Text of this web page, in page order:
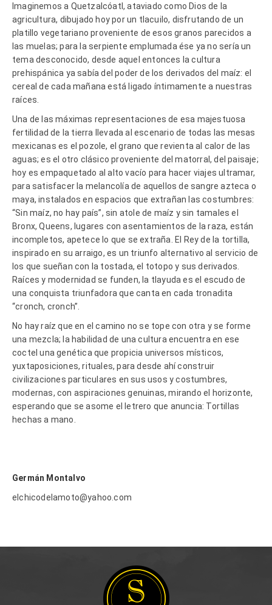
Imaginemos a Quetzalcóatl, ataviado como Dios de la
agricultura, dibujado hoy por un tlacuilo, disfrutando de un
platillo vegetariano proveniente de esos granos parecidos a
las muelas; para la serpiente emplumada ése ya no sería un
tema desconocido, desde aquel entonces la cultura
prehispánica ya sabía del poder de los derivados del maíz: el
cereal de cada mañana está ligado íntimamente a nuestras
raíces.
Una de las máximas representaciones de esa majestuosa
fertilidad de la tierra llevada al escenario de todas las mesas
mexicanas es el pozole, el grano que revienta al calor de las
aguas; es el otro clásico proveniente del matorral, del paisaje;
hoy es empaquetado al alto vacío para hacer viajes ultramar,
para satisfacer la melancolía de aquellos de sangre azteca o
maya, instalados en espacios que extrañan las costumbres:
“Sin maíz, no hay país”, sin atole de maíz y sin tamales el
Bronx, Queens, lugares con asentamientos de la raza, están
incompletos, apetece lo que se extraña. El Rey de la tortilla,
inspirado en su arraigo, es un triunfo alternativo al servicio de
los que sueñan con la tostada, el totopo y sus derivados.
Raíces y modernidad se funden, la tlayuda es el escudo de
una conquista triunfadora que canta en cada tronadita
“cronch, cronch”.
No hay raíz que en el camino no se tope con otra y se forme
una mezcla; la habilidad de una cultura encuentra en ese
coctel una genética que propicia universos místicos,
yuxtaposiciones, rituales, para desde ahí construir
civilizaciones particulares en sus usos y costumbres,
modernas, con aspiraciones genuinas, mirando el horizonte,
esperando que se asome el letrero que anuncia: Tortillas
hechas a mano.
Germán Montalvo
elchicodelamoto@yahoo.com